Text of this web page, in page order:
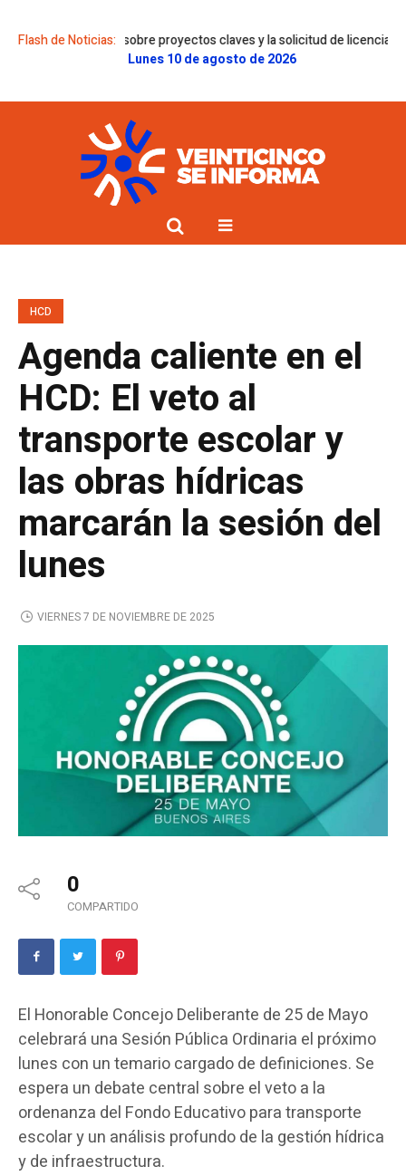
Flash de Noticias:
sobre proyectos claves y la solicitud de licencia de Gregorini
Lunes 10 de agosto de 2026
HCD
Agenda caliente en el
HCD: El veto al
transporte escolar y
las obras hídricas
marcarán la sesión del
lunes
VIERNES 7 DE NOVIEMBRE DE 2025
0
COMPARTIDO
El Honorable Concejo Deliberante de 25 de Mayo
celebrará una Sesión Pública Ordinaria el próximo
lunes con un temario cargado de definiciones. Se
espera un debate central sobre el veto a la
ordenanza del Fondo Educativo para transporte
escolar y un análisis profundo de la gestión hídrica
y de infraestructura.